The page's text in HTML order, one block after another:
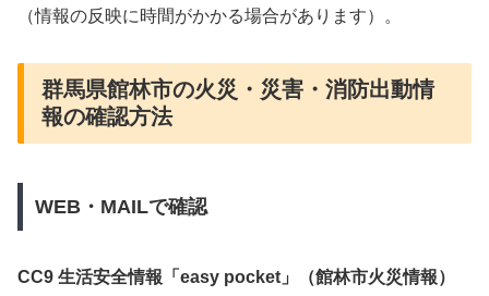
（情報の反映に時間がかかる場合があります）。
群馬県館林市の火災・災害・消防出動情
報の確認方法
WEB・MAILで確認
CC9 生活安全情報「easy pocket」（館林市火災情報）